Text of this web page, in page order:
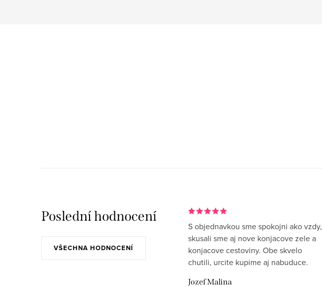
Poslední hodnocení
VŠECHNA HODNOCENÍ
S objednavkou sme spokojni ako vzdy,
skusali sme aj nove konjacove zele a
konjacove cestoviny. Obe skvelo
chutili, urcite kupime aj nabuduce.
Jozef Malina